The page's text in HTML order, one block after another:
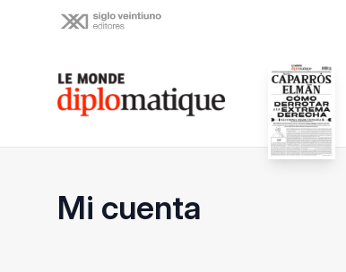
Le monde diplomatique
Mi cuenta